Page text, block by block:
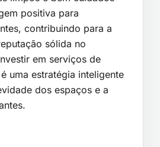
positiva para
contribuindo para a
sólida no
em serviços de
uma estratégia inteligente
dos espaços e a